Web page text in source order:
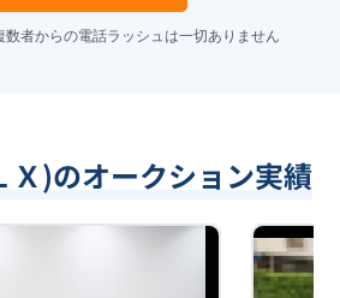
者からの電話ラッシュは一切ありません
Ｘ)のオークション実績